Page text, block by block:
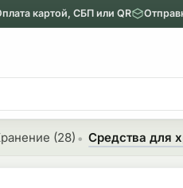
картой, СБП или QR
Трубки
(28) Средства для